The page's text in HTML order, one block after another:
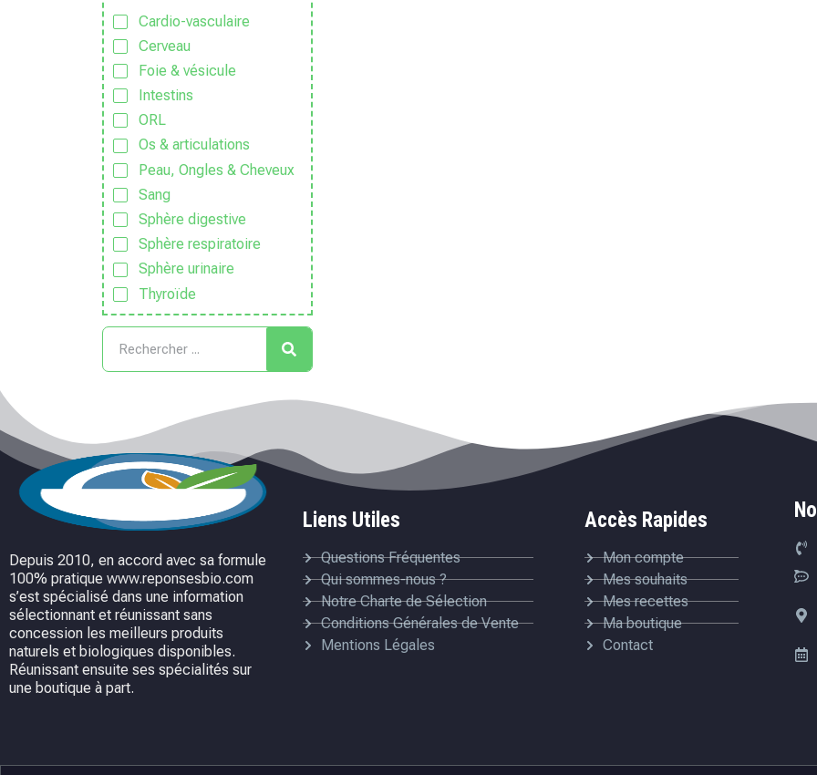
Zéro déchet
Cardio-vasculaire
Cerveau
Foie & vésicule
Intestins
ORL
Os & articulations
Peau, Ongles & Cheveux
Sang
Sphère digestive
Sphère respiratoire
Sphère urinaire
Thyroïde
Depuis 2010, en accord avec sa formule
100% pratique www.reponsesbio.com
s’est spécialisé dans une information
sélectionnant et réunissant sans
concession les meilleurs produits
naturels et biologiques disponibles.
Réunissant ensuite ses spécialités sur
une boutique à part.
Liens Utiles
Questions Fréquentes
Qui sommes-nous ?
Notre Charte de Sélection
Conditions Générales de Vente
Mentions Légales
Accès Rapides
Mon compte
Mes souhaits
Mes recettes
Ma boutique
Contact